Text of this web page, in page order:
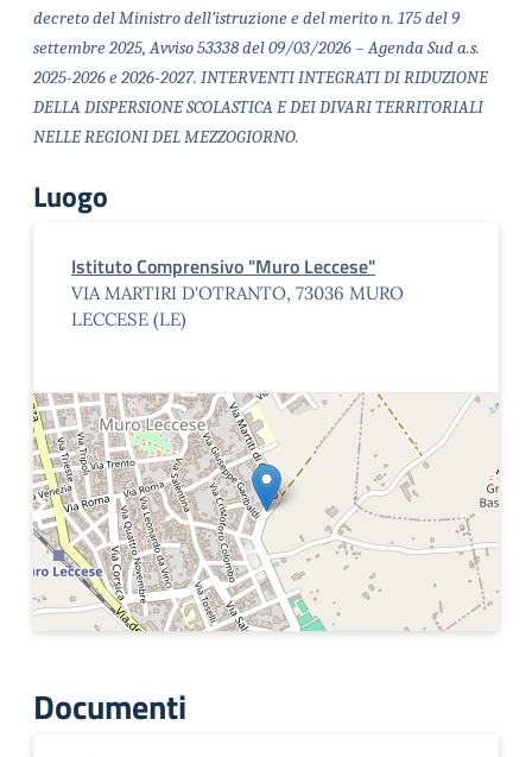
decreto del Ministro dell’istruzione e del merito n. 175 del 9
settembre 2025, Avviso 53338 del 09/03/2026 – Agenda Sud a.s.
2025-2026 e 2026-2027. INTERVENTI INTEGRATI DI RIDUZIONE
DELLA DISPERSIONE SCOLASTICA E DEI DIVARI TERRITORIALI
NELLE REGIONI DEL MEZZOGIORNO.
Luogo
Istituto Comprensivo "Muro Leccese"
VIA MARTIRI D'OTRANTO, 73036 MURO
LECCESE (LE)
Documenti